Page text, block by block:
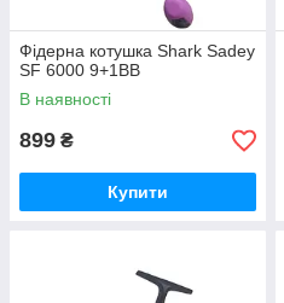
Фідерна котушка Shark Sadey
SF 6000 9+1ВВ
В наявності
899 ₴
Купити